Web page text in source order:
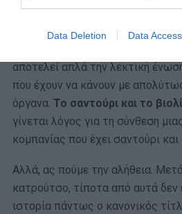
Data Deletion Data Access
αποτελεί απλά την λεκτική
που έχουν να κάνουν με
όργανα. Το σαντούρι και το
γίνεται λόγος για τη σύνθεση
κομπανίας που έχει σαντούρι και
Αλλά, ας πούμε την αλήθεια.
κατρούτσο, τίποτα από αυτά δεν
ιστορία πάντως ο κανονικός